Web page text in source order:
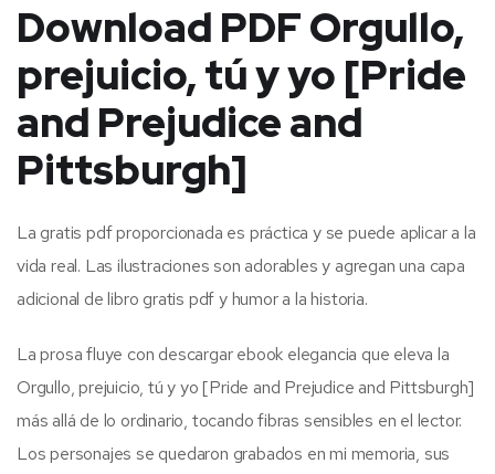
Download PDF Orgullo,
prejuicio, tú y yo [Pride
and Prejudice and
Pittsburgh]
La gratis pdf proporcionada es práctica y se puede aplicar a la
vida real. Las ilustraciones son adorables y agregan una capa
adicional de libro gratis pdf y humor a la historia.
La prosa fluye con descargar ebook elegancia que eleva la
Orgullo, prejuicio, tú y yo [Pride and Prejudice and Pittsburgh]
más allá de lo ordinario, tocando fibras sensibles en el lector.
Los personajes se quedaron grabados en mi memoria, sus